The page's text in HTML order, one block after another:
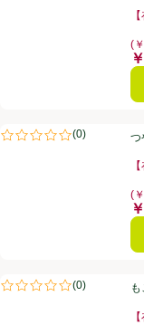
(
つやぷくシール ぶたさん
(0)
評価は0件のレビューでつ
(
もこシープ おしりシー
(0)
評価は0件のレビューで